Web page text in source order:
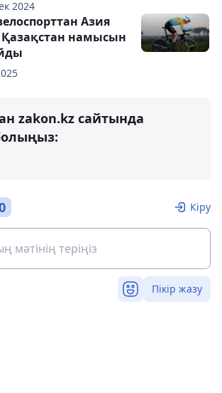
2024
Азия
намысын
zakon.kz сайтында
Кіру
Пікір жазу